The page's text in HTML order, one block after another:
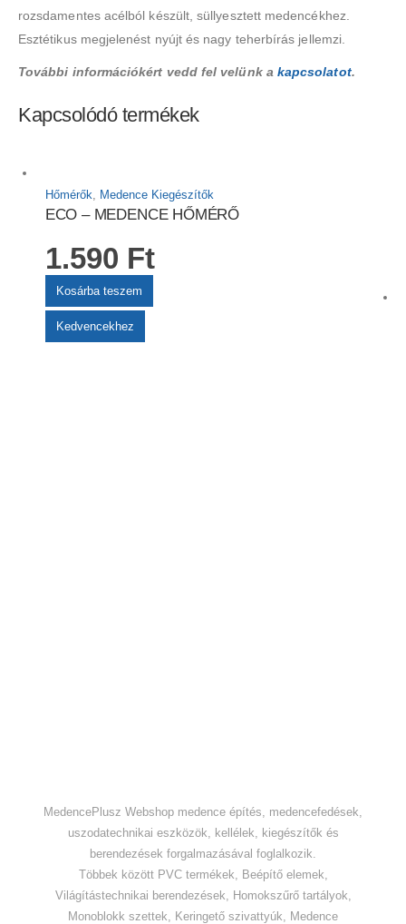
rozsdamentes acélból készült, süllyesztett medencékhez.
Esztétikus megjelenést nyújt és nagy teherbírás jellemzi.
További információkért vedd fel velünk a kapcsolatot.
Kapcsolódó termékek
Hőmérők Medence Kiegészítők
ECO – MEDENCE HŐMÉRŐ
1.590 Ft
Kosárba teszem
Kedvencekhez
MedencePlusz Webshop medence építés, medencefedések,
uszodatechnikai eszközök, kellélek, kiegészítők és
berendezések forgalmazásával foglalkozik.
Többek között PVC termékek, Beépítő elemek,
Világítástechnikai berendezések, Homokszűrő tartályok,
Monoblokk szettek, Keringető szivattyúk, Medence